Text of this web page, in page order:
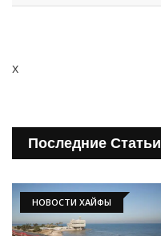
x
Последние Статьи
НОВОСТИ ХАЙФЫ